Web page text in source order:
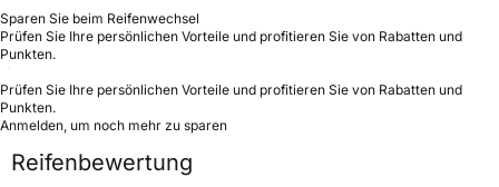
Sparen Sie beim Reifenwechsel
Prüfen Sie Ihre persönlichen Vorteile und profitieren Sie von Rabatten und
Punkten.
Prüfen Sie Ihre persönlichen Vorteile und profitieren Sie von Rabatten und
Punkten.
Anmelden, um noch mehr zu sparen
Reifenbewertung